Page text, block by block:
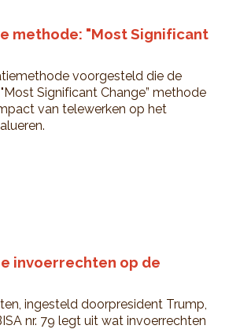
methode: "Most Significant
voorgesteld die de
Significant Change” methode
van telewerken op het
invoerrechten op de
ingesteld doorpresident Trump,
nr. 79 legt uit wat invoerrechten